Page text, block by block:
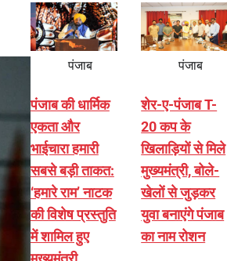
पंजाब
पंजाब की धार्मिक
एकता और
भाईचारा हमारी
सबसे बड़ी ताकत:
‘हमारे राम’ नाटक
की विशेष प्रस्तुति
में शामिल हुए
पंजाब
शेर-ए-पंजाब T-
20 कप के
खिलाड़ियों से मिले
मुख्यमंत्री, बोले-
खेलों से जुड़कर
युवा बनाएंगे पंजाब
का नाम रोशन